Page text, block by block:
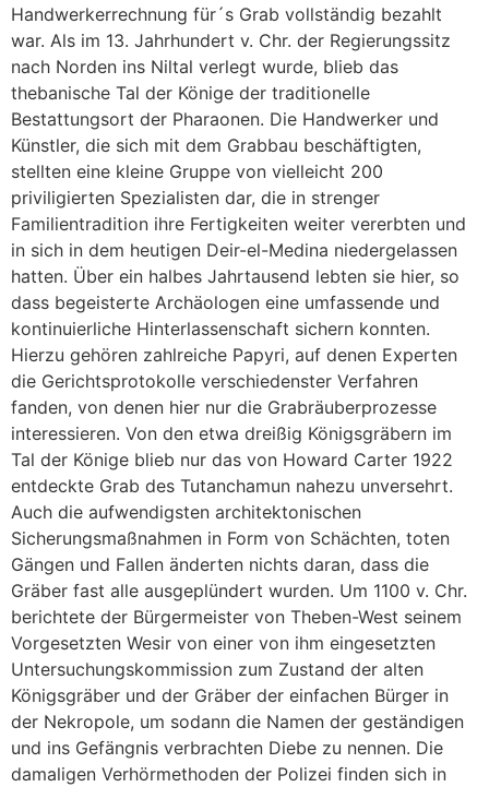
Handwerkerrechnung für´s Grab vollständig bezahlt
war. Als im 13. Jahrhundert v. Chr. der Regierungssitz
nach Norden ins Niltal verlegt wurde, blieb das
thebanische Tal der Könige der traditionelle
Bestattungsort der Pharaonen. Die Handwerker und
Künstler, die sich mit dem Grabbau beschäftigten,
stellten eine kleine Gruppe von vielleicht 200
priviligierten Spezialisten dar, die in strenger
Familientradition ihre Fertigkeiten weiter vererbten und
in sich in dem heutigen Deir-el-Medina niedergelassen
hatten. Über ein halbes Jahrtausend lebten sie hier, so
dass begeisterte Archäologen eine umfassende und
kontinuierliche Hinterlassenschaft sichern konnten.
Hierzu gehören zahlreiche Papyri, auf denen Experten
die Gerichtsprotokolle verschiedenster Verfahren
fanden, von denen hier nur die Grabräuberprozesse
interessieren. Von den etwa dreißig Königsgräbern im
Tal der Könige blieb nur das von Howard Carter 1922
entdeckte Grab des Tutanchamun nahezu unversehrt.
Auch die aufwendigsten architektonischen
Sicherungsmaßnahmen in Form von Schächten, toten
Gängen und Fallen änderten nichts daran, dass die
Gräber fast alle ausgeplündert wurden. Um 1100 v. Chr.
berichtete der Bürgermeister von Theben-West seinem
Vorgesetzten Wesir von einer von ihm eingesetzten
Untersuchungskommission zum Zustand der alten
Königsgräber und der Gräber der einfachen Bürger in
der Nekropole, um sodann die Namen der geständigen
und ins Gefängnis verbrachten Diebe zu nennen. Die
damaligen Verhörmethoden der Polizei finden sich in